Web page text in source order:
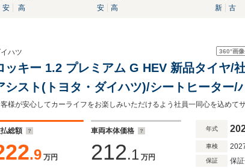
安
高
安
高
新
古
360°画
ハツ
ッキー 1.2 プレミアム G HEV 新品タイヤ/
シスト(トヨタ・ダイハツ)/シートヒーター/
ーダー 社外/ヘッドランプ LED/Bluetooth
総額
.9 万円
車両本体価格
212.1 万円
年式
車検
保証 保